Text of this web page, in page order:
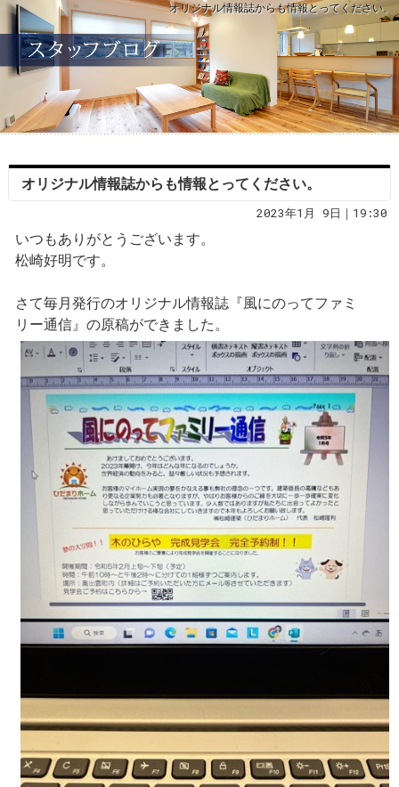
オリジナル情報誌からも情報とってください。
オリジナル情報誌からも情報とってください。
2023年1月 9日｜19:30
いつもありがとうございます。
松崎好明です。
さて毎月発行のオリジナル情報誌『風にのってファミ
リー通信』の原稿ができました。